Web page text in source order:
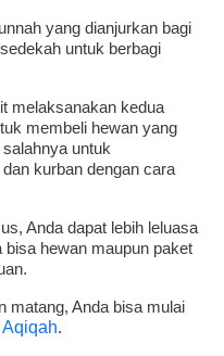
yang dianjurkan bagi
untuk berbagi
melaksanakan kedua
membeli hewan yang
untuk
kurban dengan cara
Anda dapat lebih leluasa
bisa hewan maupun paket
matang, Anda bisa mulai
.